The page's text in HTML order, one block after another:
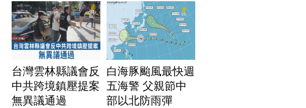
台灣雲林縣議會反
中共跨境鎮壓提案
無異議通過
白海豚颱風最快週
五海警 父親節中
部以北防雨彈